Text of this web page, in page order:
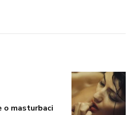
o masturbaci